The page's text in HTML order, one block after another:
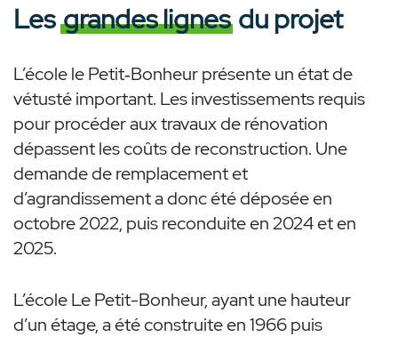
Les grandes lignes du projet
L’école le Petit‐Bonheur présente un état de
vétusté important. Les investissements requis
pour procéder aux travaux de rénovation
dépassent les coûts de reconstruction. Une
demande de remplacement et
d’agrandissement a donc été déposée en
octobre 2022, puis reconduite en 2024 et en
2025.
L’école Le Petit-Bonheur, ayant une hauteur
d’un étage, a été construite en 1966 puis